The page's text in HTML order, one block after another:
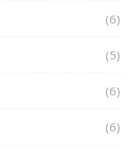
(6)
(5)
(6)
(6)